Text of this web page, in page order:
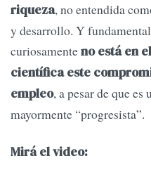
riqueza, no entendida
y desarrollo. Y
curiosamenteno está en
científica este
empleo, a pesar de que
mayormente “progresista”.
Mirá el video: